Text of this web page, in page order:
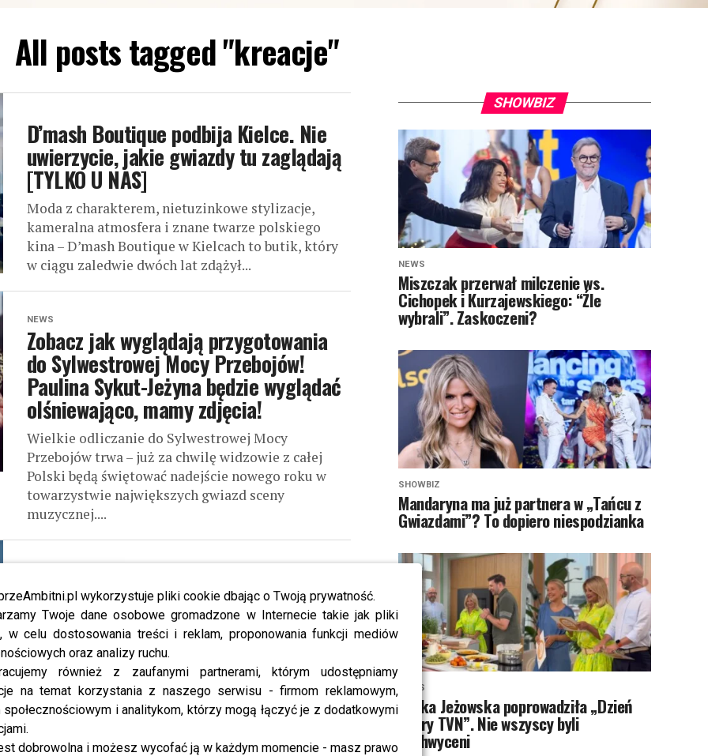
wykorzystuje pliki cookie dbając o Twoją prywatność.
Twoje dane osobowe gromadzone w Internecie takie jak pliki
w celu dostosowania treści i reklam, proponowania funkcji mediów
oraz analizy ruchu.
również z zaufanymi partnerami, którym udostępniamy
na temat korzystania z naszego serwisu - firmom reklamowym,
społecznościowym i analitykom, którzy mogą łączyć je z dodatkowymi
dobrowolna i możesz wycofać ją w każdym momencie - masz prawo
All posts tagged "kreacje"
D’mash Boutique podbija Kielce. Nie
uwierzycie, jakie gwiazdy tu zaglądają
[TYLKO U NAS]
Moda z charakterem, nietuzinkowe stylizacje,
kameralna atmosfera i znane twarze polskiego
kina – D’mash Boutique w Kielcach to butik, który
w ciągu zaledwie dwóch lat zdążył...
NEWS
Zobacz jak wyglądają przygotowania
do Sylwestrowej Mocy Przebojów!
Paulina Sykut-Jeżyna będzie wyglądać
olśniewająco, mamy zdjęcia!
Wielkie odliczanie do Sylwestrowej Mocy
Przebojów trwa – już za chwilę widzowie z całej
Polski będą świętować nadejście nowego roku w
towarzystwie największych gwiazd sceny
muzycznej....
Ola Szwed SZYŁA po NOCACH kreacje
na finał TTBZ? Koleżanki ze ścianek
już zamawiają!
SHOWBIZ
NEWS
Miszczak przerwał milczenie ws.
Cichopek i Kurzajewskiego: “Źle
wybrali”. Zaskoczeni?
SHOWBIZ
Mandaryna ma już partnera w „Tańcu z
Gwiazdami”? To dopiero niespodzianka
NEWS
Majka Jeżowska poprowadziła „Dzień
dobry TVN”. Nie wszyscy byli
zachwyceni